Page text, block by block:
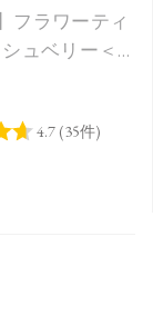
フラワーティ
ュベリー＜